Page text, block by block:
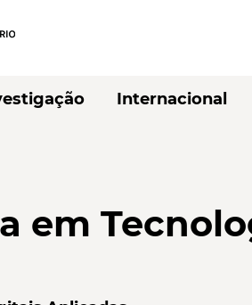
Internacional
em